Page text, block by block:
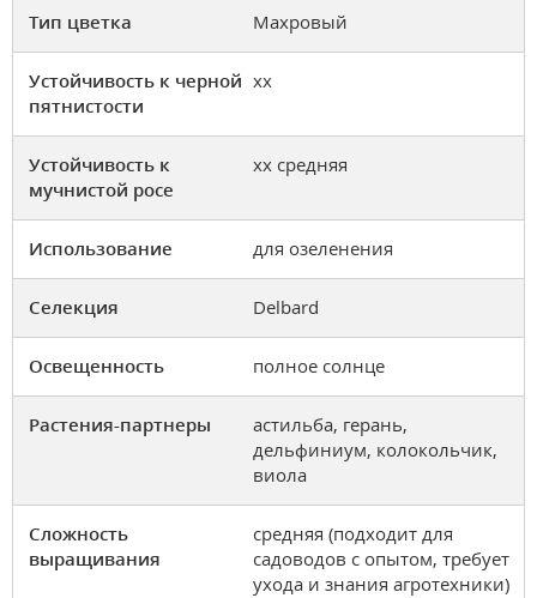
Тип цветка Махровый
Устойчивость к черной
пятнистости
хх
Устойчивость к
мучнистой росе
хх средняя
Использование для озеленения
Селекция Delbard
Освещенность полное солнце
Растения-партнеры
астильба, герань,
дельфиниум, колокольчик,
виола
Сложность
выращивания
средняя (подходит для
садоводов с опытом, требует
ухода и знания агротехники)